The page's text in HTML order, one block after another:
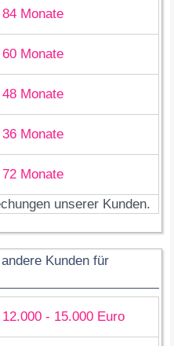
84 Monate
60 Monate
48 Monate
36 Monate
72 Monate
unserer Kunden.
Kunden für
12.000 - 15.000 Euro